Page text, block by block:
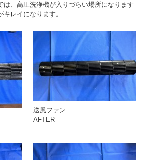
は、高圧洗浄機が入りづらい場所になります
レイになります。
送風ファン
AFTER